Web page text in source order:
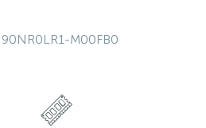
90NR0LR1-M00FB0